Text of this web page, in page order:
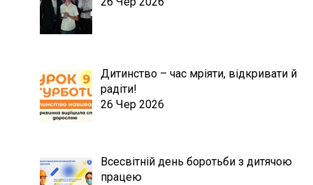
Дитинство – час мріяти, відкривати й
радіти!
26 Чер 2026
Всесвітній день боротьби з дитячою
працею